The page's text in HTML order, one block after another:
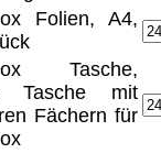
Folien, A4,
Tasche,
Tasche mit
Fächern für
best possible